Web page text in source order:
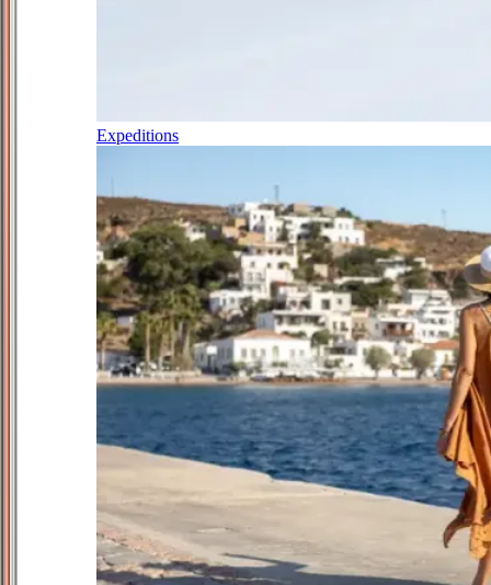
Expeditions